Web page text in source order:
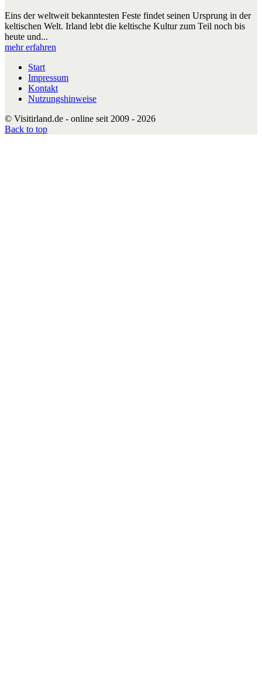
Eins der weltweit bekanntesten Feste findet seinen Ursprung in der
keltischen Welt. Irland lebt die keltische Kultur zum Teil noch bis
heute und...
mehr erfahren
Start
Impressum
Kontakt
Nutzungshinweise
© Visitirland.de - online seit 2009 - 2026
Back to top